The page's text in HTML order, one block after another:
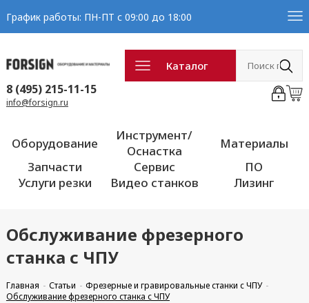
График работы: ПН-ПТ с 09:00 до 18:00
Каталог
8 (495) 215-11-15
info@forsign.ru
Оборудование
Инструмент/
Оснастка
Материалы
Запчасти
Сервис
ПО
Услуги резки
Видео станков Лизинг
Обслуживание фрезерного
станка с ЧПУ
Главная Статьи
Фрезерные и гравировальные станки с ЧПУ
Обслуживание фрезерного станка с ЧПУ